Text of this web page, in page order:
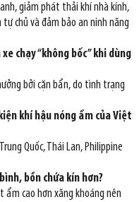
giảm phát thải khí nhà kính,
chủ và đảm bảo an ninh năng
chạy “không bốc” khi dùng
bởi cặn bẩn, do tình trạng
khí hậu nóng ẩm của Việt
Quốc, Thái Lan, Philippine
bồn chứa kín hơn?
ẩm cao hơn xăng khoáng nên